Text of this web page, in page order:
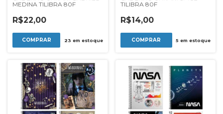
MEDINA TILIBRA 80F
R$22,00
23 em estoque
TILIBRA 80F
R$14,00
COMPRAR 5 em estoque